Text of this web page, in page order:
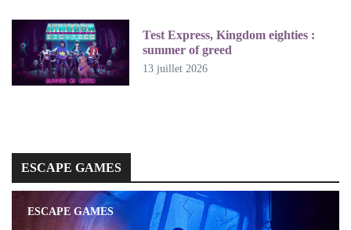
Test Express, Kingdom eighties :
summer of greed
13 juillet 2026
ESCAPE GAMES
ESCAPE GAMES